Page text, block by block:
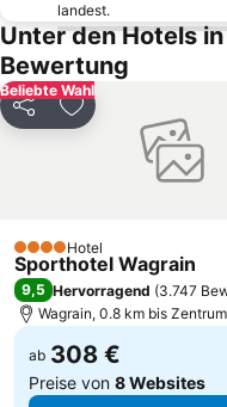
Dorfgastein - Großarltal
Salzburger Festspiele
Aigen
Mölltaler Gletscher
Hauser Kaibling
Obersalzbergbahn
landest.
Unter den Hotels
Bewertung
Beliebte Wahl
Teilen Zu Favoriten
4 SterneHotel
Sporthotel Wagrain
9,5 Hervorragend (3.747
Wagrain, 0.8 km bis Zentrum
ab 308 €
Preise von 8 Websites